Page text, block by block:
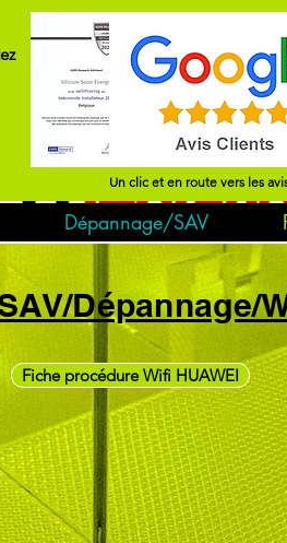
Un clic et en route vers les
Dépannage/SAV
Dépannage/
Fiche procédure Wifi HUAWEI